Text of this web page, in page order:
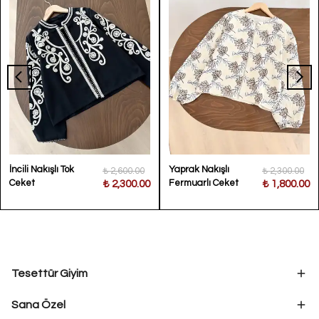
İncili Nakışlı Tok
Ceket
₺ 2,600.00
₺ 2,300.00
Yaprak Nakışlı
Fermuarlı Ceket
₺ 2,300.00
₺ 1,800.00
Tesettür Giyim
Sana Özel